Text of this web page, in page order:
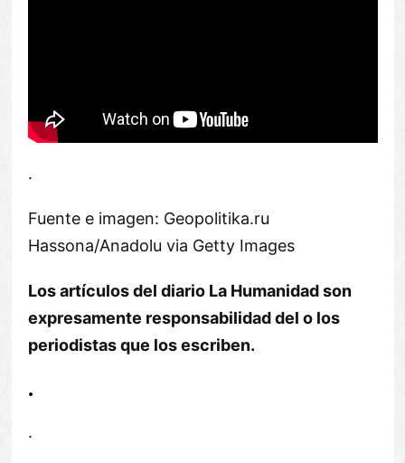
.
Fuente e imagen: Geopolitika.ru
Hassona/Anadolu via Getty Images
Los artículos del diario La Humanidad son
expresamente responsabilidad del o los
periodistas que los escriben.
.
.